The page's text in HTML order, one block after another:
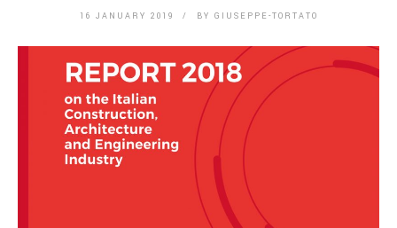
16 JANUARY 2019 / BY GIUSEPPE-TORTATO